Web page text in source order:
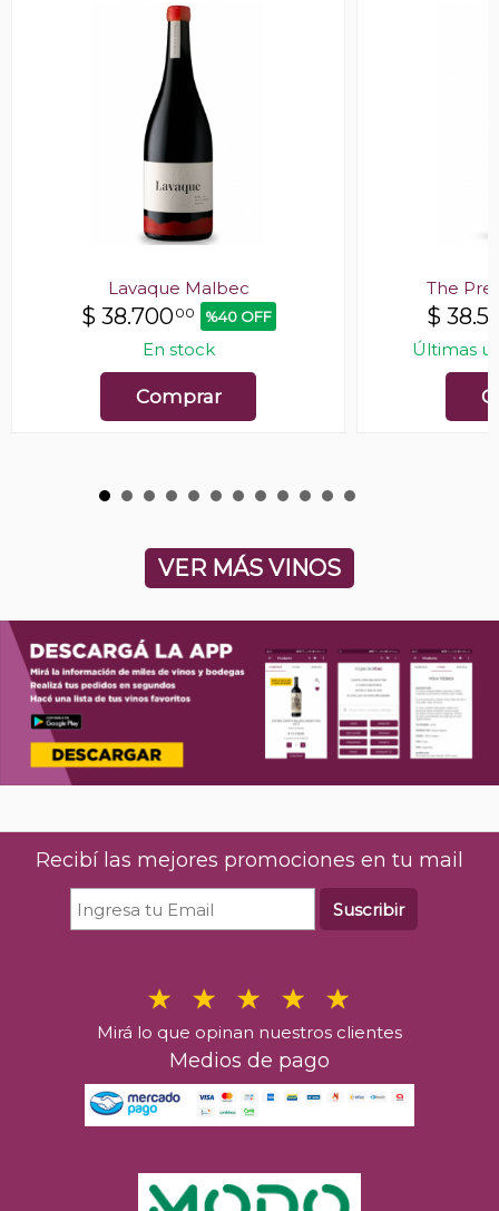
Lavaque Malbec
$ 38.70000 %40 OFF
En stock
Comprar
The
$
Últimas
VER MÁS VINOS
Recibí las mejores promociones en tu mail
Suscribir
Mirá lo que opinan nuestros clientes
Medios de pago